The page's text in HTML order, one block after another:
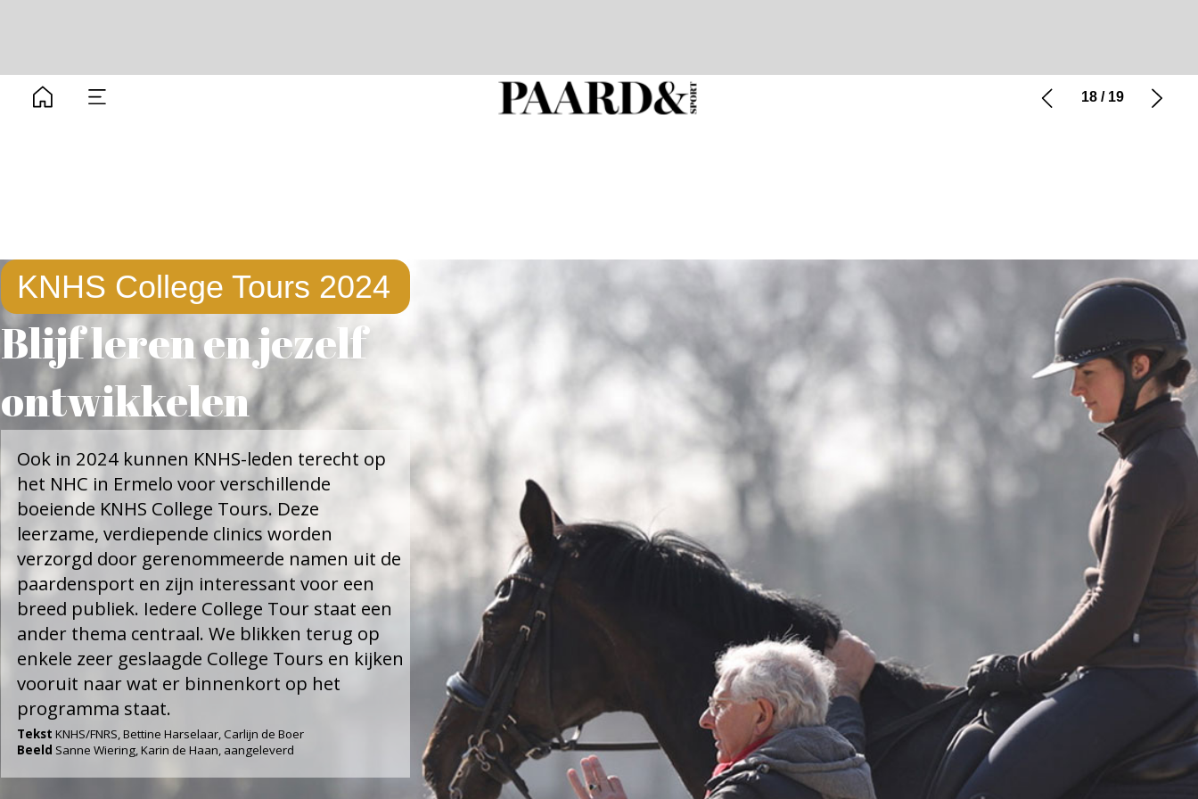
KNHS College Tours 2024
Blijf leren en jezelf
ontwikkelen
Ook in 2024 kunnen KNHS-leden terecht op
het NHC in Ermelo voor verschillende
boeiende KNHS College Tours. Deze
leerzame, verdiepende clinics worden
verzorgd door gerenommeerde namen uit de
paardensport en zijn interessant voor een
breed publiek. Iedere College Tour staat een
ander thema centraal. We blikken terug op
enkele zeer geslaagde College Tours en kijken
vooruit naar wat er binnenkort op het
programma staat.
TekstKNHS/FNRS, Bettine Harselaar, Carlijn de Boer
BeeldSanne Wiering, Karin de Haan, aangeleverd